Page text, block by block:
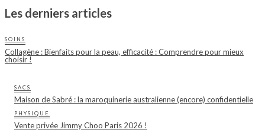
Les derniers articles
SOINS
Collagène : Bienfaits pour la peau, efficacité : Comprendre pour mieux
choisir !
SACS
Maison de Sabré : la maroquinerie australienne (encore) confidentielle
PHYSIQUE
Vente privée Jimmy Choo Paris 2026 !